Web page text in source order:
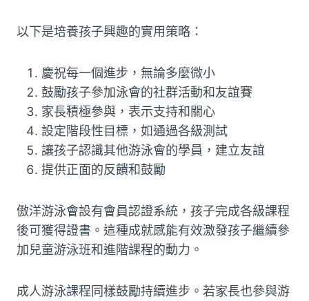
以下是培養孩子興趣的實用策略：
慶祝每一個進步，無論多麼微小
鼓勵孩子參加泳會的社群活動和友誼賽
家長積極參與，表示支持和關心
設定階段性目標，如通過各級測試
讓孩子認識其他游泳會的學員，建立友誼
提供正面的反饋和鼓勵
傲洋游泳會設有會員認證系統，孩子完成各級課程
後可獲得證書。這種成就感能有效激發孩子繼續參
加兒童游泳班和進階課程的動力。
成人游泳課程同樣鼓勵持續進步。若家長也參與游